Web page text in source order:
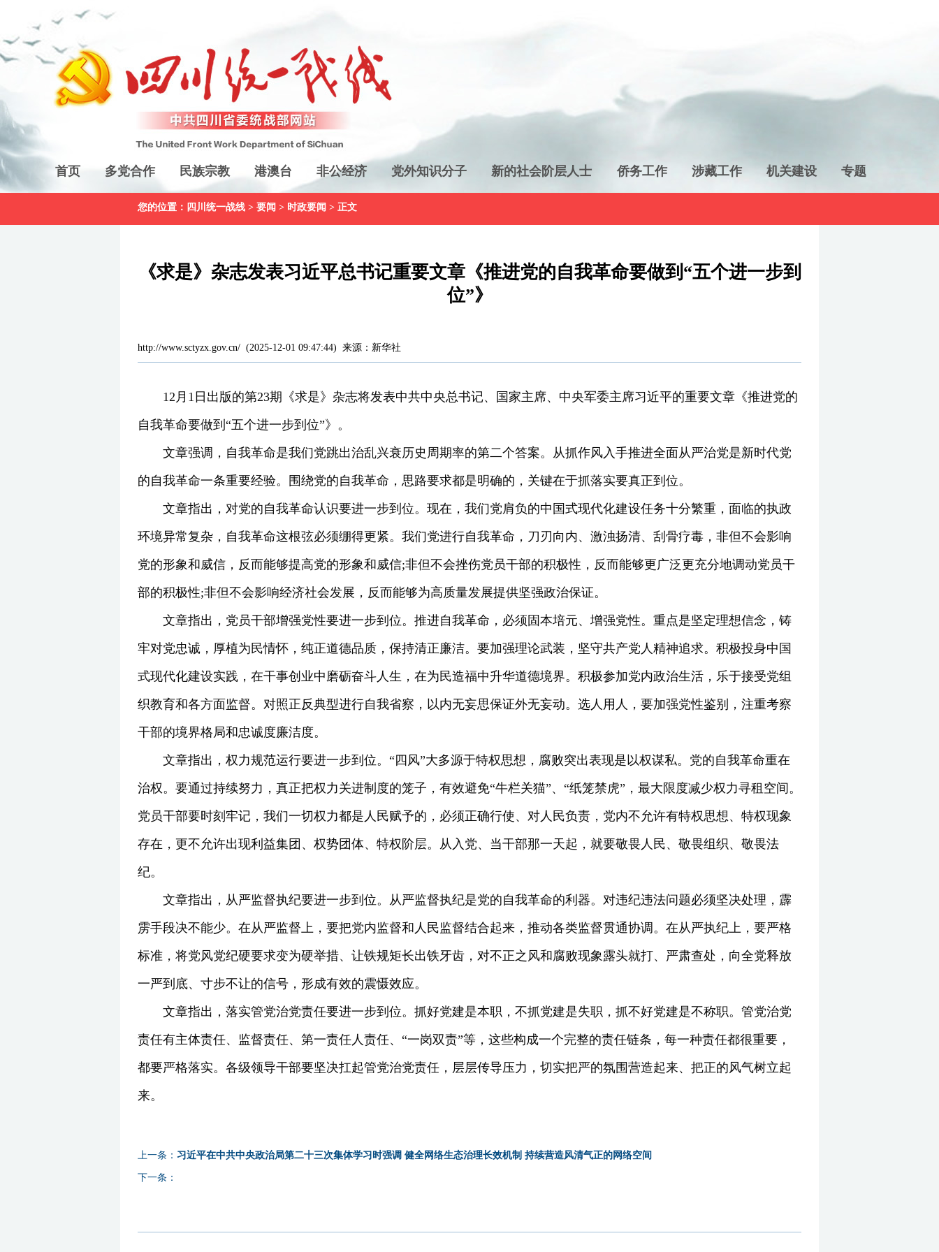
首页 多党合作 民族宗教 港澳台 非公经济 党外知识分子 新的社会阶层人士 侨务工作 涉藏工作 机关建设 专题
您的位置： 四川统一战线 > 要闻 > 时政要闻 > 正文
《求是》杂志发表习近平总书记重要文章《推进党的自我革命要做到“五个进一步到
位”》
http://www.sctyzx.gov.cn/ (2025-12-01 09:47:44) 来源： 新华社
12月1日出版的第23期《求是》杂志将发表中共中央总书记、国家主席、中央军委主席习近平的重要文章《推进党的
自我革命要做到“五个进一步到位”》。
文章强调，自我革命是我们党跳出治乱兴衰历史周期率的第二个答案。从抓作风入手推进全面从严治党是新时代党
的自我革命一条重要经验。围绕党的自我革命，思路要求都是明确的，关键在于抓落实要真正到位。
文章指出，对党的自我革命认识要进一步到位。现在，我们党肩负的中国式现代化建设任务十分繁重，面临的执政
环境异常复杂，自我革命这根弦必须绷得更紧。我们党进行自我革命，刀刃向内、激浊扬清、刮骨疗毒，非但不会影响
党的形象和威信，反而能够提高党的形象和威信;非但不会挫伤党员干部的积极性，反而能够更广泛更充分地调动党员干
部的积极性;非但不会影响经济社会发展，反而能够为高质量发展提供坚强政治保证。
文章指出，党员干部增强党性要进一步到位。推进自我革命，必须固本培元、增强党性。重点是坚定理想信念，铸
牢对党忠诚，厚植为民情怀，纯正道德品质，保持清正廉洁。要加强理论武装，坚守共产党人精神追求。积极投身中国
式现代化建设实践，在干事创业中磨砺奋斗人生，在为民造福中升华道德境界。积极参加党内政治生活，乐于接受党组
织教育和各方面监督。对照正反典型进行自我省察，以内无妄思保证外无妄动。选人用人，要加强党性鉴别，注重考察
干部的境界格局和忠诚度廉洁度。
文章指出，权力规范运行要进一步到位。“四风”大多源于特权思想，腐败突出表现是以权谋私。党的自我革命重在
治权。要通过持续努力，真正把权力关进制度的笼子，有效避免“牛栏关猫”、“纸笼禁虎”，最大限度减少权力寻租空间。
党员干部要时刻牢记，我们一切权力都是人民赋予的，必须正确行使、对人民负责，党内不允许有特权思想、特权现象
存在，更不允许出现利益集团、权势团体、特权阶层。从入党、当干部那一天起，就要敬畏人民、敬畏组织、敬畏法
纪。
文章指出，从严监督执纪要进一步到位。从严监督执纪是党的自我革命的利器。对违纪违法问题必须坚决处理，霹
雳手段决不能少。在从严监督上，要把党内监督和人民监督结合起来，推动各类监督贯通协调。在从严执纪上，要严格
标准，将党风党纪硬要求变为硬举措、让铁规矩长出铁牙齿，对不正之风和腐败现象露头就打、严肃查处，向全党释放
一严到底、寸步不让的信号，形成有效的震慑效应。
文章指出，落实管党治党责任要进一步到位。抓好党建是本职，不抓党建是失职，抓不好党建是不称职。管党治党
责任有主体责任、监督责任、第一责任人责任、“一岗双责”等，这些构成一个完整的责任链条，每一种责任都很重要，
都要严格落实。各级领导干部要坚决扛起管党治党责任，层层传导压力，切实把严的氛围营造起来、把正的风气树立起
来。
上一条： 习近平在中共中央政治局第二十三次集体学习时强调 健全网络生态治理长效机制 持续营造风清气正的网络空间
下一条：